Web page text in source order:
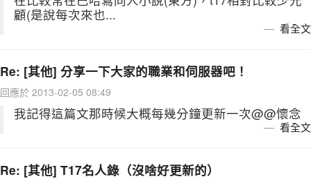
顧(是說每次來也...
看全文
Re: [其他] 分享一下大家的職業和伺服器吧！
回應於 2013-02-05 08:49
我記得這篇文那時候大概每幾分鐘更新一次@@懷念
看全文
Re: [其他] T17名人錄（沒啥好更新的）